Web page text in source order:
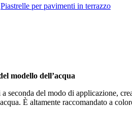
Piastrelle per pavimenti in terrazzo
modello dell’acqua
seconda del modo di applicazione,
È altamente raccomandato a